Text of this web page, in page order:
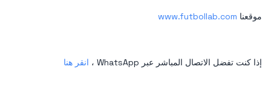
موقعنا www.futbollab.com
إذا كنت تفضل الاتصال المباشر عبر WhatsApp ، انقر هنا